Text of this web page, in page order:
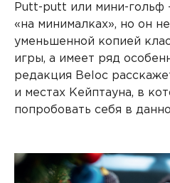
Putt-putt или мини-гольф
«на минималках», но он
уменьшенной копией
игры, а имеет ряд
редакция Beloc
и местах Кейптауна, в
попробовать себя в